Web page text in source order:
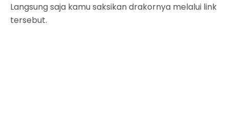
Langsung saja kamu saksikan drakornya melalui link
tersebut.